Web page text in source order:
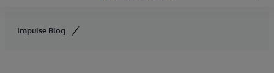
Impulse Blog